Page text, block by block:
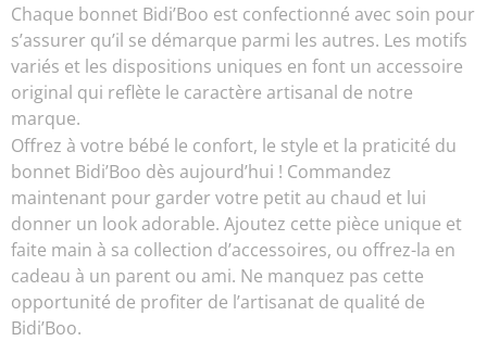
Chaque bonnet Bidi’Boo est confectionné avec soin pour
s’assurer qu’il se démarque parmi les autres. Les motifs
variés et les dispositions uniques en font un accessoire
original qui reflète le caractère artisanal de notre
marque.
Offrez à votre bébé le confort, le style et la praticité du
bonnet Bidi’Boo dès aujourd’hui ! Commandez
maintenant pour garder votre petit au chaud et lui
donner un look adorable. Ajoutez cette pièce unique et
faite main à sa collection d’accessoires, ou offrez-la en
cadeau à un parent ou ami. Ne manquez pas cette
opportunité de profiter de l’artisanat de qualité de
Bidi’Boo.